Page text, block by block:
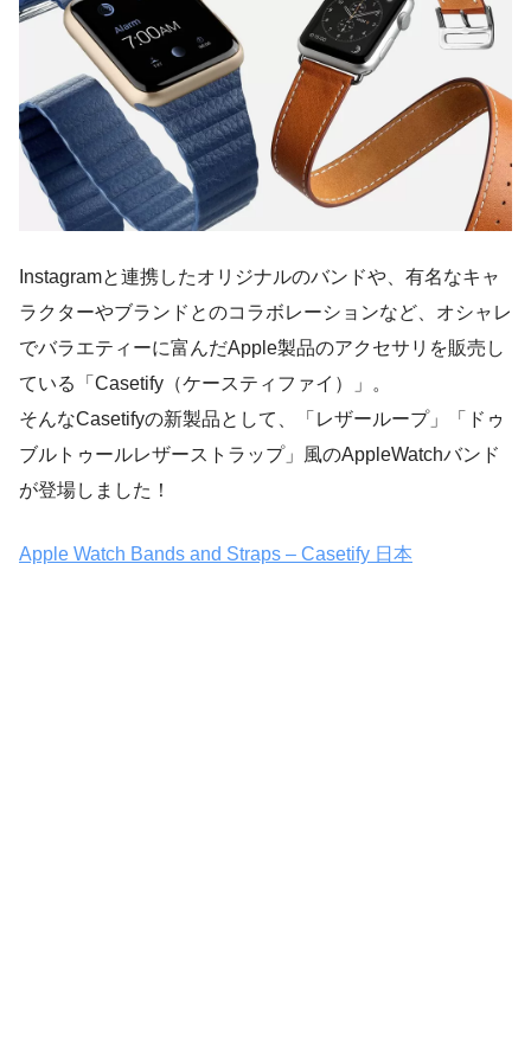
Instagramと連携したオリジナルのバンドや、有名なキャ
ラクターやブランドとのコラボレーションなど、オシャレ
でバラエティーに富んだApple製品のアクセサリを販売し
ている「Casetify（ケースティファイ）」。
そんなCasetifyの新製品として、「レザーループ」「ドゥ
ブルトゥールレザーストラップ」風のAppleWatchバンド
が登場しました！
Apple Watch Bands and Straps – Casetify 日本